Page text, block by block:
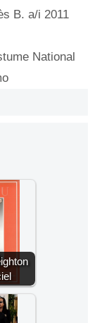
B. a/i 2011
National